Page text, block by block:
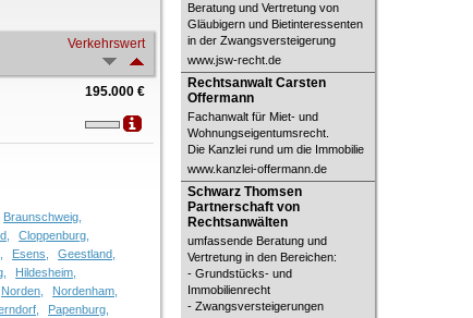
Verkehrswert
195.000 €
Braunschweig,
Cloppenburg,
Esens,
Geestland,
Hildesheim,
Norden,
Nordenham,
Papenburg,
Beratung und Vertretung von
Gläubigern und Bietinteressenten
in der Zwangsversteigerung
www.jsw-recht.de
Rechtsanwalt Carsten Offermann
Rechtsanwalt Carsten
Offermann
Fachanwalt für Miet- und
Wohnungseigentumsrecht.
Die Kanzlei rund um die Immobilie
www.kanzlei-offermann.de
Schwarz Thomsen Partnerschaft
von Rechtsanwälten
Schwarz Thomsen
Partnerschaft von
Rechtsanwälten
umfassende Beratung und
Vertretung in den Bereichen:
- Grundstücks- und
Immobilienrecht
- Zwangsversteigerungen